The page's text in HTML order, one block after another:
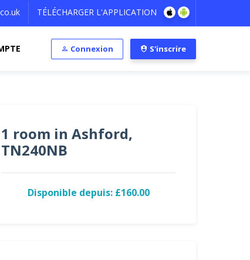
TÉLÉCHARGER L'APPLICATION
Connexion S'inscrire
1 room in Ashford,
TN240NB
Disponible depuis: £160.00